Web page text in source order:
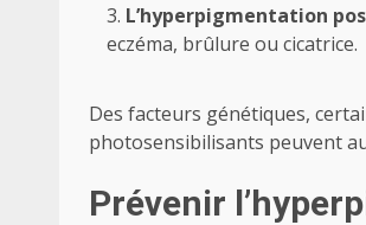
L’hyperpigmentation
eczéma, brûlure ou cicatrice.
Des facteurs génétiques,
photosensibilisants peuvent
Prévenir